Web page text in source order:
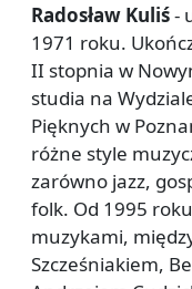
Radosław Kuliś-
1971 roku.
II stopnia w
studia na
Pięknych w
różne style
zarówno jazz,
folk. Od 1995
muzykami,
Szcześniakiem,